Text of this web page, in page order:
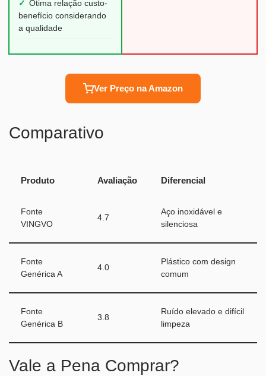
✓ Ótima relação custo-
benefício considerando
a qualidade
Ver Preço na Amazon
Comparativo
Produto Avaliação Diferencial
Fonte
VINGVO
4.7
Aço inoxidável e
silenciosa
Fonte
Genérica A
4.0
Plástico com design
comum
Fonte
Genérica B
3.8
Ruído elevado e difícil
limpeza
Vale a Pena Comprar?